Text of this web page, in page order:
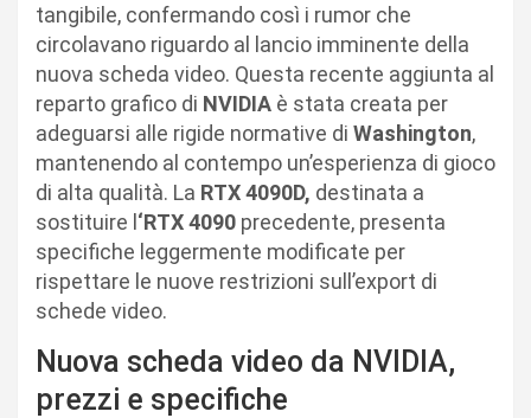
tangibile, confermando così i rumor che
circolavano riguardo al lancio imminente della
nuova scheda video. Questa recente aggiunta al
reparto grafico di NVIDIA è stata creata per
adeguarsi alle rigide normative di Washington,
mantenendo al contempo un’esperienza di gioco
di alta qualità. La RTX 4090D, destinata a
sostituire l‘RTX 4090 precedente, presenta
specifiche leggermente modificate per
rispettare le nuove restrizioni sull’export di
schede video.
Nuova scheda video da NVIDIA,
prezzi e specifiche